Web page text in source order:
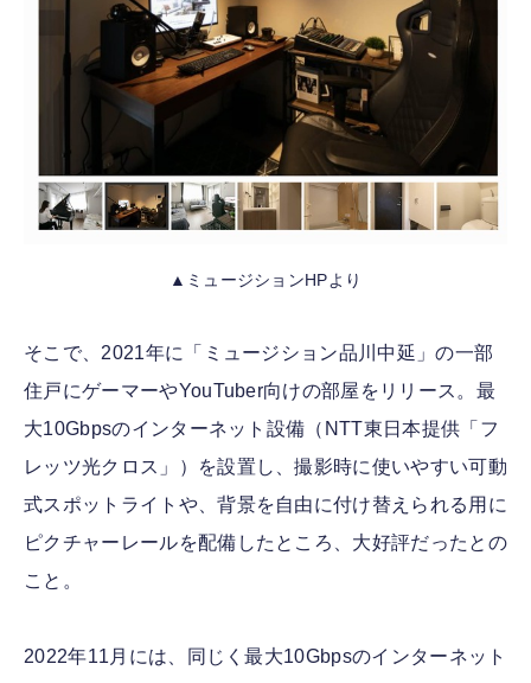
▲ミュージションHPより
そこで、2021年に「ミュージション品川中延」の一部
住戸にゲーマーやYouTuber向けの部屋をリリース。最
大10Gbpsのインターネット設備（NTT東日本提供「フ
レッツ光クロス」）を設置し、撮影時に使いやすい可動
式スポットライトや、背景を自由に付け替えられる用に
ピクチャーレールを配備したところ、大好評だったとの
こと。
2022年11月には、同じく最大10Gbpsのインターネット